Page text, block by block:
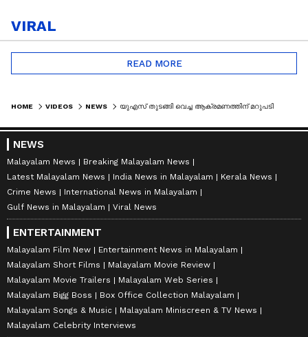
VIRAL
READ MORE
HOME VIDEOS NEWS
NEWS
Malayalam News
Breaking Malayalam News
Latest Malayalam News
India News in Malayalam
Kerala News
Crime News
International News in Malayalam
Gulf News in Malayalam
Viral News
ENTERTAINMENT
Malayalam Film New
Entertainment News in Malayalam
Malayalam Short Films
Malayalam Movie Review
Malayalam Movie Trailers
Malayalam Web Series
Malayalam Bigg Boss
Box Office Collection Malayalam
Malayalam Songs & Music
Malayalam Miniscreen & TV News
Malayalam Celebrity Interviews